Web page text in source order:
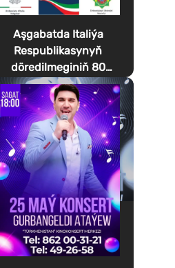
Aşgabatda Italiýa
Respublikasynyň
döredilmeginiň 80
ýyllygyna bagyşlanan
Festa della Musica
geçirilýär